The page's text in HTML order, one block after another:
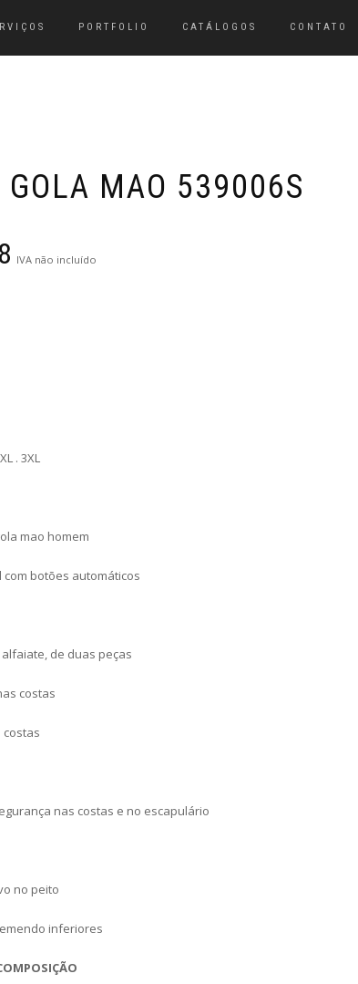
PORTFOLIO CATÁLOGOS CONTATO
GOLA MAO 539006S
IVA não incluído
. 3XL
mao homem
com botões automáticos
de duas peças
costas
nas costas e no escapulário
no peito
inferiores